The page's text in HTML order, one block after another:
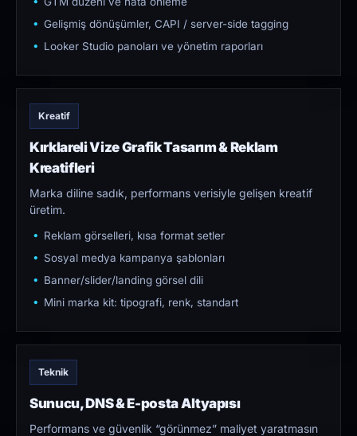
Gelişmiş dönüşümler, CAPI / server-side tagging
Looker Studio panoları ve yönetim raporları
Kreatif
Kırklareli Vize Grafik Tasarım & Reklam
Kreatifleri
Marka diline sadık, performans verisiyle gelişen kreatif
üretim.
Reklam görselleri, kısa format setler
Sosyal medya kampanya şablonları
Banner/slider/landing görsel dili
Mini marka kit: tipografi, renk, standart
Teknik
Sunucu, DNS & E-posta Altyapısı
Performans ve güvenlik “görünmez” maliyet yaratmasın